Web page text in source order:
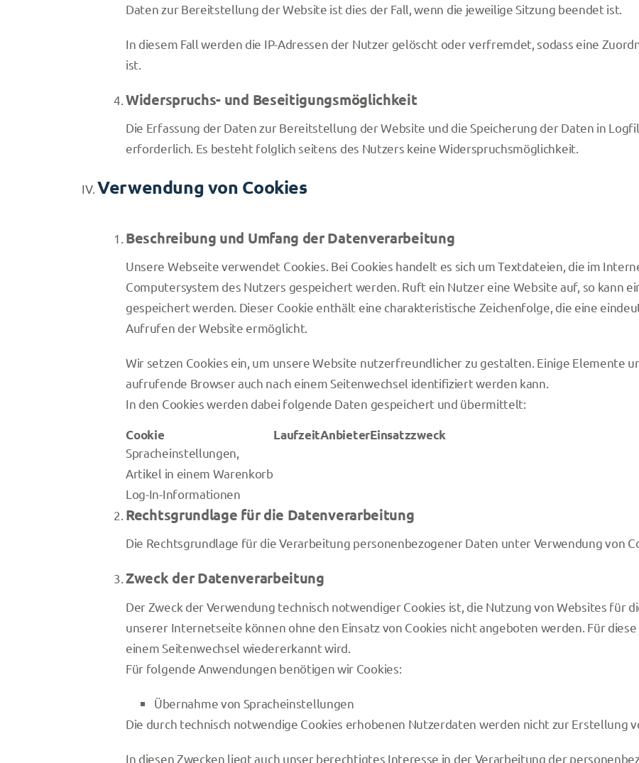
Daten zur Bereitstellung der Website ist dies der Fall, wenn die jeweilige Sitzung beendet ist.
In diesem Fall werden die IP-Adressen der Nutzer gelöscht oder verfremdet, sodass eine
ist.
Widerspruchs- und Beseitigungsmöglichkeit
Die Erfassung der Daten zur Bereitstellung der Website und die Speicherung der Daten in
erforderlich. Es besteht folglich seitens des Nutzers keine Widerspruchsmöglichkeit.
Verwendung von Cookies
Beschreibung und Umfang der Datenverarbeitung
Unsere Webseite verwendet Cookies. Bei Cookies handelt es sich um Textdateien, die im
Computersystem des Nutzers gespeichert werden. Ruft ein Nutzer eine Website auf, so kann
gespeichert werden. Dieser Cookie enthält eine charakteristische Zeichenfolge, die eine
Aufrufen der Website ermöglicht.
Wir setzen Cookies ein, um unsere Website nutzerfreundlicher zu gestalten. Einige Elemente
aufrufende Browser auch nach einem Seitenwechsel identifiziert werden kann.
In den Cookies werden dabei folgende Daten gespeichert und übermittelt:
Cookie LaufzeitAnbieterEinsatzzweck
Spracheinstellungen,
Artikel in einem Warenkorb
Log-In-Informationen
Rechtsgrundlage für die Datenverarbeitung
Die Rechtsgrundlage für die Verarbeitung personenbezogener Daten unter Verwendung von
Zweck der Datenverarbeitung
Der Zweck der Verwendung technisch notwendiger Cookies ist, die Nutzung von Websites für
unserer Internetseite können ohne den Einsatz von Cookies nicht angeboten werden. Für
einem Seitenwechsel wiedererkannt wird.
Für folgende Anwendungen benötigen wir Cookies:
Übernahme von Spracheinstellungen
Die durch technisch notwendige Cookies erhobenen Nutzerdaten werden nicht zur Erstellung
In diesen Zwecken liegt auch unser berechtigtes Interesse in der Verarbeitung der